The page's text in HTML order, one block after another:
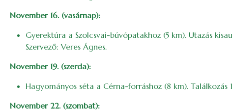
November 16. (vasárnap):
Gyerektúra a Szolcsvai-búvópatakhoz (5 km). Utazás
Szervező: Veres Ágnes.
November 19. (szerda):
Hagyományos séta a Cérna-forráshoz (8 km).
November 22. (szombat):